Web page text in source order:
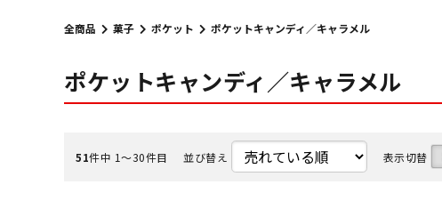
菓子 パン・生菓子
チョコレート 袋チョコ ポケット ガム 飴・キャン
焼き菓子
半生菓子 ポリドリンク／ゼリー 豆菓子
飲料水 嗜好飲料 チルド飲料・デザート
炭酸飲料 濃縮・乳酸・乳飲料 コーヒー飲料 紅茶・コ
ミキサー飲料
医薬部外品 低アルコール飲料 その他
麺類 インスタント
乾麺 即席麺 袋 即席麺 カップ パスタ パスタソース
調味料 ビン・缶詰 乾物 嗜好食品 パン・生菓子
砂糖 甘味料 味噌 醤油 つゆ たれ
みりん風調味料
香辛料
雑貨 ペット関連 業務用非食品
洗剤 ヘアケア スキンケア 浴用剤 口中衛生用品
トイレ用品
洗濯用品 小物家具 傘・袋物 履き物
業務用 業務用非食品
めん類・缶詰・びん詰・惣菜・乾物・その他（業務用）
特集
駄菓子特集 切って使える！つり下げ４連・5連菓子
当たり・占い付きのラッキーお菓子
タジマヤ オリジナル
今月の特売
調味料 インスタント ビン・缶詰 麺類 乾物
青果
ペット関連 雑貨 業務用非食品 業務用 チ
新商品
調味料 インスタント ビン・缶詰 麺類 乾物
青果
ペット関連 雑貨 業務用非食品 業務用 チ
あ行 か行 さ行 た行 な行 は行
あ い う え お
全商品 菓子 ポケット ポケットキャンディ／キャラメル
ポケットキャンディ／キャラメル
51件中 1〜30件目 並び替え 表示切替